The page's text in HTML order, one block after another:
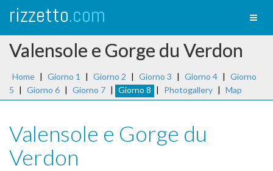
rizzetto.com
Valensole e Gorge du Verdon
Home | Giorno 1 | Giorno 2 | Giorno 3 | Giorno 4 | Giorno
5 | Giorno 6 | Giorno 7 | Giorno 8 | Photogallery | Map
Valensole e Gorge du
Verdon